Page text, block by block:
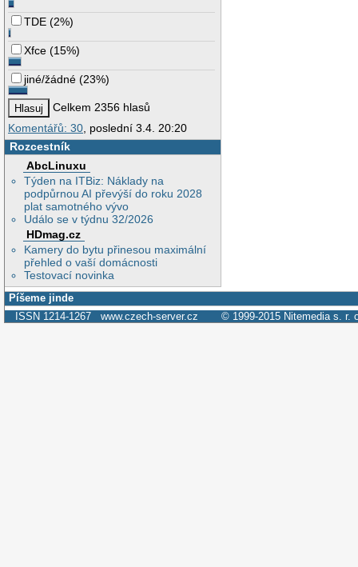
TDE (2%)
Xfce (15%)
jiné/žádné (23%)
Celkem 2356 hlasů
Komentářů: 30 , poslední 3.4. 20:20
Rozcestník
AbcLinuxu
Týden na ITBiz: Náklady na
podpůrnou AI převýší do roku 2028
plat samotného vývo
Událo se v týdnu 32/2026
HDmag.cz
Kamery do bytu přinesou maximální
přehled o vaší domácnosti
Testovací novinka
Píšeme jinde
ISSN 1214-1267 www.czech-server.cz © 1999-2015 Nitemedia s. r.